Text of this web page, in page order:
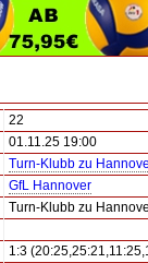
22
01.11.25 19:00
Turn-Klubb zu
GfL Hannover
Turn-Klubb zu
1:3